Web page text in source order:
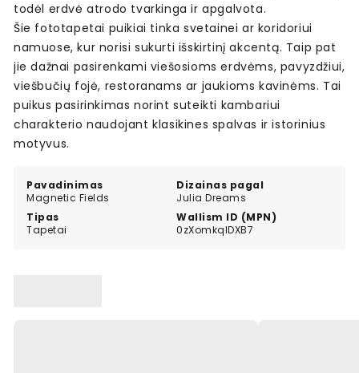
Pavadinimas
Magnetic Fields
Dizainas pagal
Julia Dreams
Tipas
Tapetai
Wallism ID (MPN)
0zXomkqlDXB7
todėl erdvė atrodo tvarkinga ir apgalvota.
Šie fototapetai puikiai tinka svetainei ar koridoriui
namuose, kur norisi sukurti išskirtinį akcentą. Taip pat
jie dažnai pasirenkami viešosioms erdvėms, pavyzdžiui,
viešbučių fojė, restoranams ar jaukioms kavinėms. Tai
puikus pasirinkimas norint suteikti kambariui
charakterio naudojant klasikines spalvas ir istorinius
motyvus.